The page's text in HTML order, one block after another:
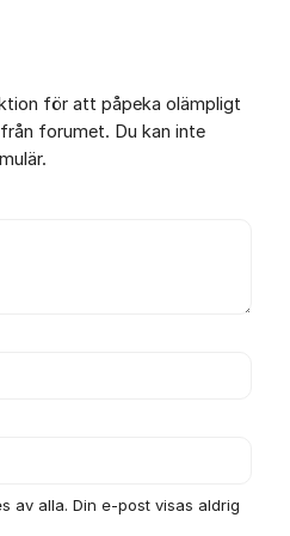
för att påpeka olämpligt
forumet. Du kan inte
av alla. Din e-post visas aldrig